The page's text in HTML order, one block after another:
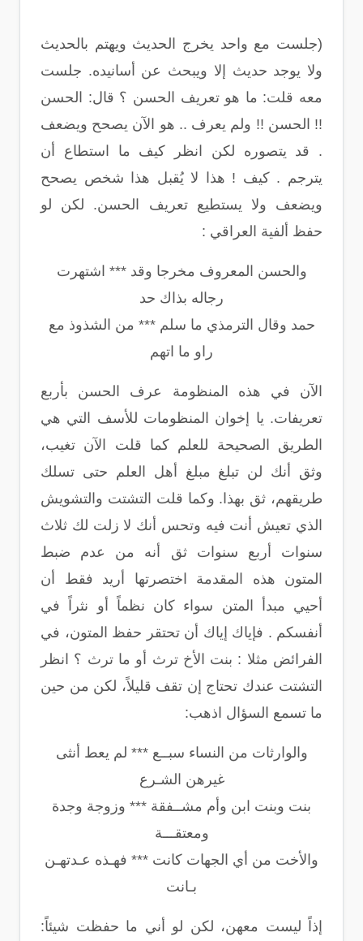
(جلست مع واحد يخرج الحديث ويهتم بالحديث
ولا يوجد حديث إلا ويبحث عن أسانيده. جلست
معه قلت: ما هو تعريف الحسن ؟ قال: الحسن
!! الحسن !! ولم يعرف .. هو الآن يصحح ويضعف
. قد يتصوره لكن انظر كيف ما استطاع أن
يترجم . كيف ! هذا لا يُقبل هذا شخص يصحح
ويضعف ولا يستطيع تعريف الحسن. لكن لو
حفظ ألفية العراقي :
والحسن المعروف مخرجا وقد *** اشتهرت
رجاله بذاك حد
حمد وقال الترمذي ما سلم *** من الشذوذ مع
راو ما اتهم
الآن في هذه المنظومة عرف الحسن بأربع
تعريفات. يا إخوان المنظومات للأسف التي هي
الطريق الصحيحة للعلم كما قلت الآن تغيب،
وثق أنك لن تبلغ مبلغ أهل العلم حتى تسلك
طريقهم، ثق بهذا. وكما قلت التشتت والتشويش
الذي تعيش أنت فيه وتحس أنك لا زلت لك ثلاث
سنوات أربع سنوات ثق أنه من عدم ضبط
المتون هذه المقدمة اختصرتها أريد فقط أن
أحيي مبدأ المتن سواء كان نظماً أو نثراً في
أنفسكم . فإياك إياك أن تحتقر حفظ المتون، في
الفرائض مثلا : بنت الأخ ترث أو ما ترث ؟ انظر
التشتت عندك تحتاج إن تقف قليلاً، لكن من حين
ما تسمع السؤال اذهب:
والوارثات من النساء سبــع *** لم يعط أنثى
غيرهن الشـرع
بنت وبنت ابن وأم مشــفقة *** وزوجة وجدة
ومعتقـــة
والأخت من أي الجهات كانت *** فهـذه عـدتهـن
بـانت
إذاً ليست معهن، لكن لو أني ما حفظت شيئاً: